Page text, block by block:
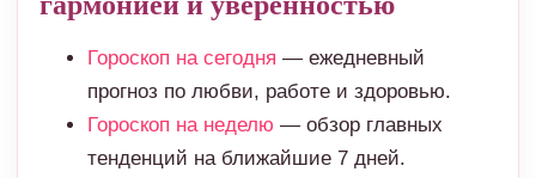
Гороскоп на сегодня — ежедневный
прогноз по любви, работе и здоровью.
Гороскоп на неделю — обзор главных
тенденций на ближайшие 7 дней.